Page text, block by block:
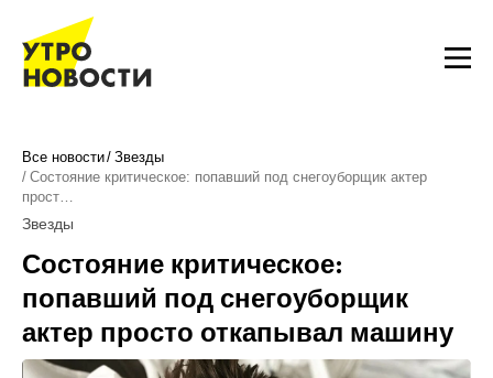
Все новости Звезды
Состояние критическое: попавший под снегоуборщик актер
прост…
Звезды
Состояние критическое:
попавший под снегоуборщик
актер просто откапывал машину